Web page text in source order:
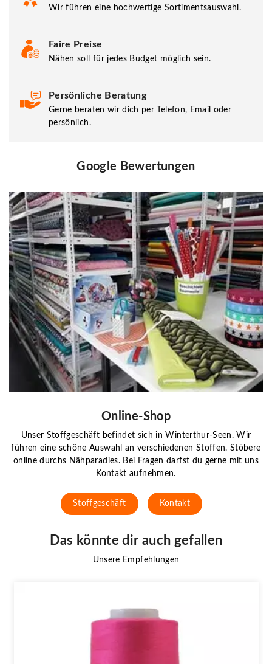
Wir führen eine hochwertige Sortimentsauswahl.
Faire Preise
Nähen soll für jedes Budget möglich sein.
Persönliche Beratung
Gerne beraten wir dich per Telefon, Email oder
persönlich.
Google Bewertungen
Online-Shop
Unser Stoffgeschäft befindet sich in Winterthur-Seen. Wir
führen eine schöne Auswahl an verschiedenen Stoffen. Stöbere
online durchs Nähparadies. Bei Fragen darfst du gerne mit uns
Kontakt aufnehmen.
Stoffgeschäft Kontakt
Das könnte dir auch gefallen
Unsere Empfehlungen